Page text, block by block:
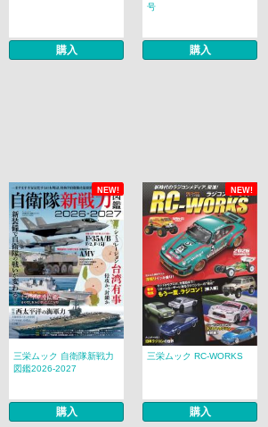
購入
号
購入
NEW! NEW!
三栄ムック 自衛隊新戦力
図鑑2026-2027
購入
三栄ムック RC-WORKS
購入